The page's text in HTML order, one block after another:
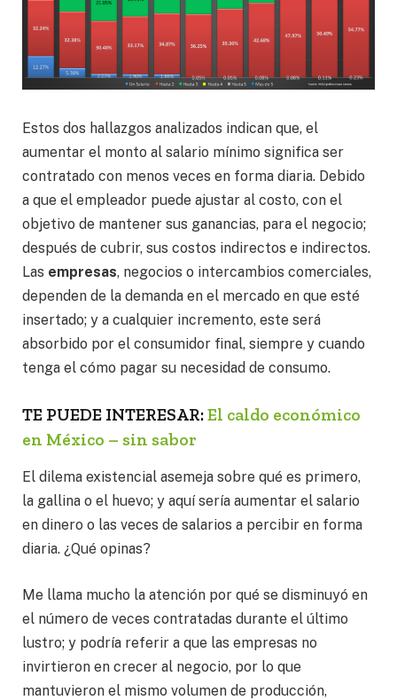
Estos dos hallazgos analizados indican que, el
aumentar el monto al salario mínimo significa ser
contratado con menos veces en forma diaria. Debido
a que el empleador puede ajustar al costo, con el
objetivo de mantener sus ganancias, para el negocio;
después de cubrir, sus costos indirectos e indirectos.
Las empresas, negocios o intercambios comerciales,
dependen de la demanda en el mercado en que esté
insertado; y a cualquier incremento, este será
absorbido por el consumidor final, siempre y cuando
tenga el cómo pagar su necesidad de consumo.
TE PUEDE INTERESAR:El caldo económico
en México – sin sabor
El dilema existencial asemeja sobre qué es primero,
la gallina o el huevo; y aquí sería aumentar el salario
en dinero o las veces de salarios a percibir en forma
diaria. ¿Qué opinas?
Me llama mucho la atención por qué se disminuyó en
el número de veces contratadas durante el último
lustro; y podría referir a que las empresas no
invirtieron en crecer al negocio, por lo que
mantuvieron el mismo volumen de producción,